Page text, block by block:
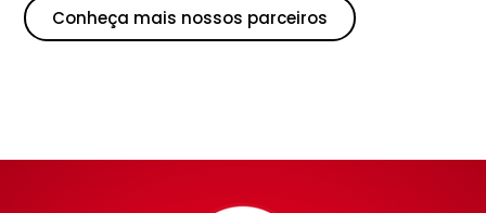
Conheça mais nossos parceiros